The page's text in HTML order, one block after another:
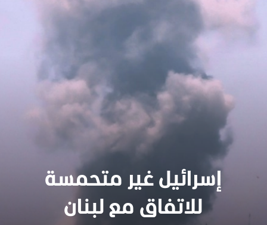
إسرائيل غير متحمسة
للاتفاق مع لبنان
سنجدهــم كلهـم